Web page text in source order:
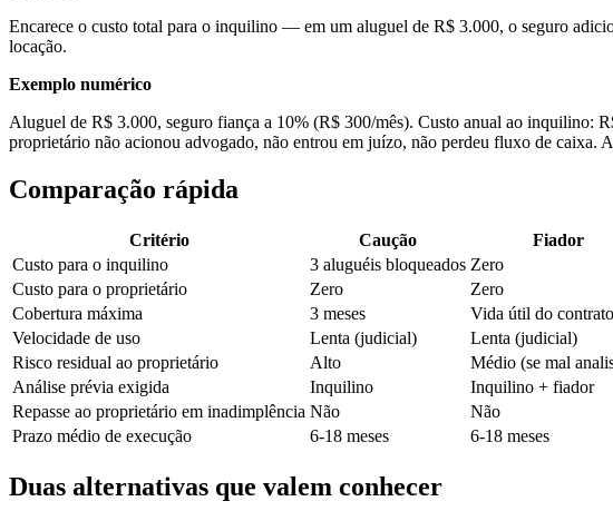
Encarece o custo total para o inquilino — em um aluguel de R$ 3.000, o seguro
locação.
Exemplo numérico
Aluguel de R$ 3.000, seguro fiança a 10% (R$ 300/mês). Custo anual ao inquilino:
proprietário não acionou advogado, não entrou em juízo, não perdeu fluxo de caixa.
Comparação rápida
Critério Caução Fiador
Custo para o inquilino
3 aluguéis bloqueados Zero
Custo para o proprietário
Zero Zero
Cobertura máxima
3 meses Vida útil do contrato
Velocidade de uso
Lenta (judicial) Lenta (judicial)
Risco residual ao proprietário
Alto Médio (se mal
Análise prévia exigida
Inquilino Inquilino + fiador
Repasse ao proprietário em inadimplência Não Não
Prazo médio de execução
6-18 meses 6-18 meses
Duas alternativas que valem conhecer